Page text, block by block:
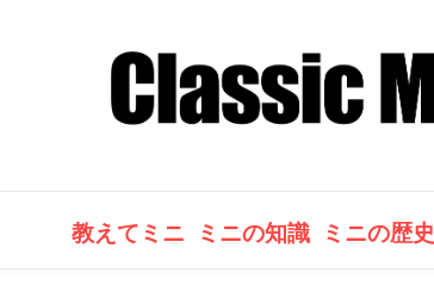
教えてミニ ミニの知識 ミニの歴史